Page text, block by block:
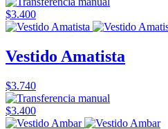
$3.400
Vestido Amatista
$3.740
$3.400